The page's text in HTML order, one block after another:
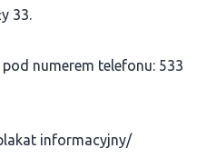
33.
numerem telefonu: 533
informacyjny/